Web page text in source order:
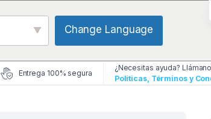
Change Language
Entrega 100% segura
¿Necesitas ayuda?
Politicas, Términos y